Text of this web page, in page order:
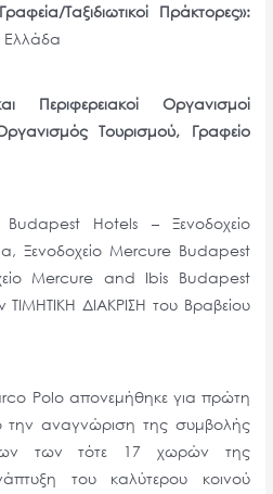
Ταξιδιωτικοί Πράκτορες»:
Ελλάδα
Περιφερειακοί Οργανισμοί
Τουρισμού, Γραφείο
Hotels – Ξενοδοχείο
Ξενοδοχείο Mercure Budapest
Mercure and Ibis Budapest
ΔΙΑΚΡΙΣΗ του Βραβείου
Polo απονεμήθηκε για πρώτη
αναγνώριση της συμβολής
των τότε 17 χωρών της
του καλύτερου κοινού